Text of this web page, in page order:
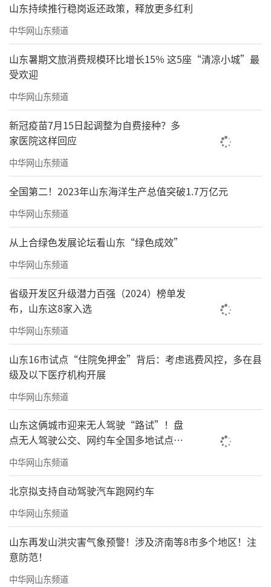
山东持续推行稳岗返还政策，释放更多红利
中华网山东频道
山东暑期文旅消费规模环比增长15% 这5座“清凉小城”最
受欢迎
中华网山东频道
新冠疫苗7月15日起调整为自费接种？多
家医院这样回应
中华网山东频道
全国第二！2023年山东海洋生产总值突破1.7万亿元
中华网山东频道
从上合绿色发展论坛看山东“绿色成效”
中华网山东频道
省级开发区升级潜力百强（2024）榜单发
布，山东这8家入选
中华网山东频道
山东16市试点“住院免押金”背后：考虑逃费风控，多在县
级及以下医疗机构开展
中华网山东频道
山东这俩城市迎来无人驾驶“路试”！盘
点无人驾驶公交、网约车全国多地试点之
路
中华网山东频道
北京拟支持自动驾驶汽车跑网约车
中华网山东频道
山东再发山洪灾害气象预警！涉及济南等8市多个地区！注
意防范！
中华网山东频道